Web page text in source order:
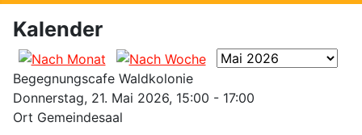
Kalender
Begegnungscafe Waldkolonie
Donnerstag, 21. Mai 2026, 15:00 - 17:00
Ort Gemeindesaal